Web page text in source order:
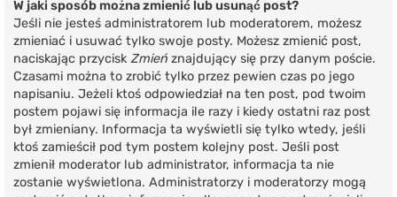
W jaki sposób można zmienić lub usunąć post?
Jeśli nie jesteś administratorem lub moderatorem, możesz
zmieniać i usuwać tylko swoje posty. Możesz zmienić post,
naciskając przycisk Zmień znajdujący się przy danym poście.
Czasami można to zrobić tylko przez pewien czas po jego
napisaniu. Jeżeli ktoś odpowiedział na ten post, pod twoim
postem pojawi się informacja ile razy i kiedy ostatni raz post
był zmieniany. Informacja ta wyświetli się tylko wtedy, jeśli
ktoś zamieścił pod tym postem kolejny post. Jeśli post
zmienił moderator lub administrator, informacja ta nie
zostanie wyświetlona. Administratorzy i moderatorzy mogą